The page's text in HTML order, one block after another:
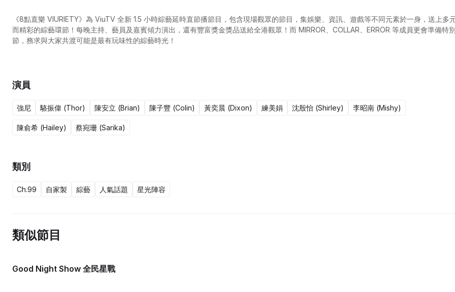
《8點直樂 VIURIETY》為 ViuTV 全新 1.5 小時綜藝延時直節播節目，包含現場觀眾的節目，集娛樂、資訊、遊戲等不同元素於一身，送上多
而精彩的綜藝環節！每晚主持、藝員及嘉賓傾力演出，還有豐富獎金獎品送給全港觀眾！而 MIRROR、COLLAR、ERROR 等成員更會準備特
節，務求與大家共渡可能是最有玩味性的綜藝時光！
演員
強尼 駱振偉 (Thor) 陳安立 (Brian) 陳子豐 (Colin) 黃奕晨 (Dixon) 練美娟 沈殷怡 (Shirley) 李昭南 (Mishy)
陳俞希 (Hailey) 蔡宛珊 (Sarika)
類別
Ch.99 自家製 綜藝 人氣話題 星光陣容
類似節目
Good Night Show 全民星戰